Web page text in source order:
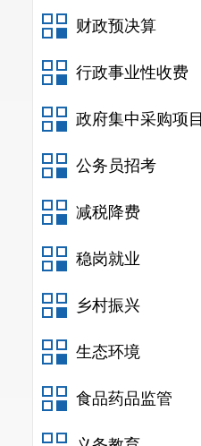
财政预决算
行政事业性收费
政府集中采购项目
公务员招考
减税降费
稳岗就业
乡村振兴
生态环境
食品药品监管